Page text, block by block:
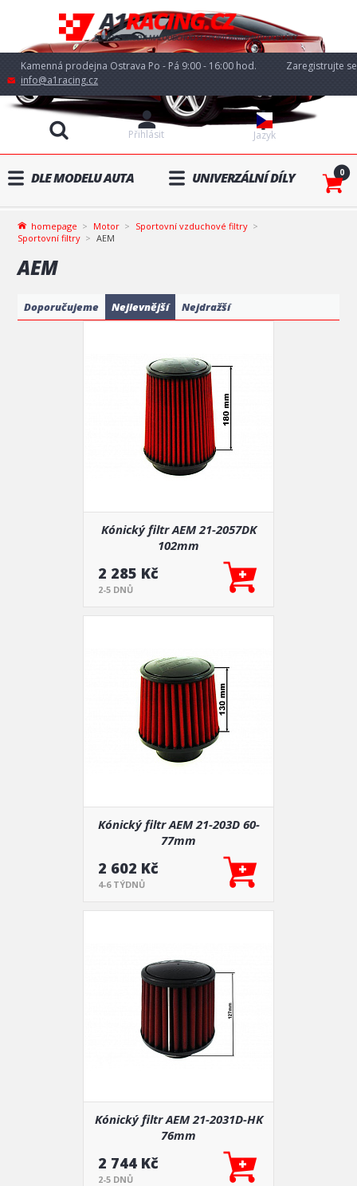
Kamenná prodejna Ostrava Po - Pá 9:00 - 16:00 hod.
info@a1racing.cz
Jazyk
Přihlásit
Zaregistrujte se
DLE MODELU AUTA UNIVERZÁLNÍ DÍLY 0
homepage Motor
Sportovní vzduchové filtry
Sportovní filtry
AEM
AEM
Doporučujeme Nejlevnější Nejdražší
Kónický filtr AEM 21-2057DK
102mm
2 285 Kč
2-5 DNŮ
Kónický filtr AEM 21-203D 60-
77mm
2 602 Kč
4-6 TÝDNŮ
Kónický filtr AEM 21-2031D-HK
76mm
2 744 Kč
2-5 DNŮ